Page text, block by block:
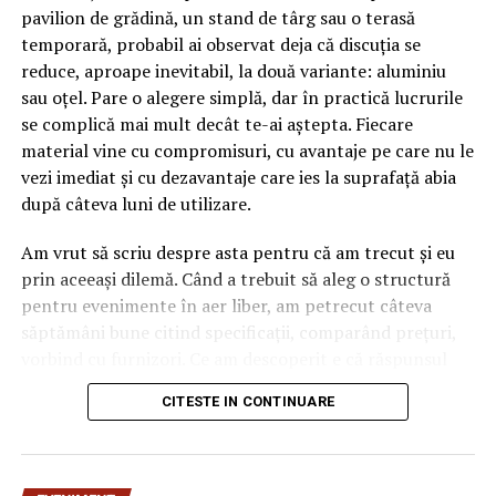
pavilion de grădină, un stand de târg sau o terasă
temporară, probabil ai observat deja că discuția se
reduce, aproape inevitabil, la două variante: aluminiu
sau oțel. Pare o alegere simplă, dar în practică lucrurile
se complică mai mult decât te-ai aștepta. Fiecare
material vine cu compromisuri, cu avantaje pe care nu le
vezi imediat și cu dezavantaje care ies la suprafață abia
după câteva luni de utilizare.
Am vrut să scriu despre asta pentru că am trecut și eu
prin aceeași dilemă. Când a trebuit să aleg o structură
pentru evenimente în aer liber, am petrecut câteva
săptămâni bune citind specificații, comparând prețuri,
„corect” depinde mult de context, de cât de des muți
pavilionul și de ce condiții meteo ai de înfruntat.
CITESTE IN CONTINUARE